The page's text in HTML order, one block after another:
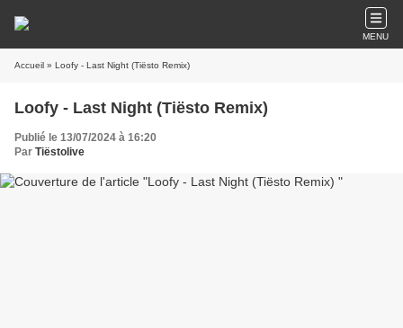
MENU
Accueil » Loofy - Last Night (Tiësto Remix)
Loofy - Last Night (Tiësto Remix)
Publié le 13/07/2024 à 16:20
Par Tiëstolive